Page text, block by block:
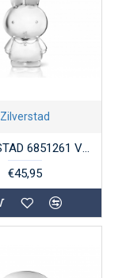
Zilverstad
ZILVERSTAD 6851261 VERZILVERDE SPAARPOT NIJNTJE
€45,95